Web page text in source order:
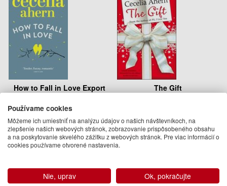
How to Fall in Love Export
Cecelia Ahern
9.50 €
Na sklade
The Gift
8.95 €
Na objednávku
Používame cookies
Môžeme ich umiestniť na analýzu údajov o našich návštevníkoch, na
zlepšenie našich webových stránok, zobrazovanie prispôsobeného obsahu
a na poskytovanie skvelého zážitku z webových stránok. Pre viac informácií o
cookies používame otvorené nastavenia.
Nie, uprav Ok, pokračujte